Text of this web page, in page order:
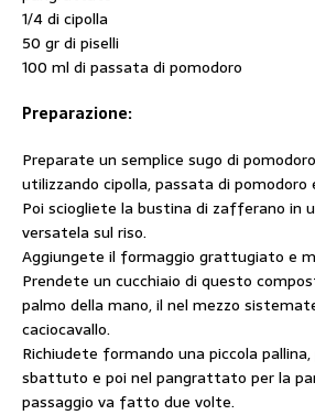
1/4 di cipolla
50 gr di piselli
100 ml di passata di pomodoro
Preparazione:
Preparate un semplice sugo di
utilizzando cipolla, passata di pomodoro
Poi sciogliete la bustina di zafferano in
versatela sul riso.
Aggiungete il formaggio grattugiato e
Prendete un cucchiaio di questo
palmo della mano, il nel mezzo
caciocavallo.
Richiudete formando una piccola pallina,
sbattuto e poi nel pangrattato per la
passaggio va fatto due volte.